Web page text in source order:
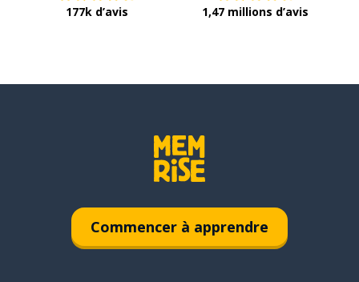
177k d’avis 1,47 millions d’avis
Commencer à apprendre